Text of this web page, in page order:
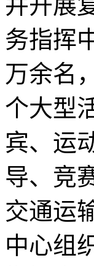
并开展
务指挥
万余名
个大型
宾、运
导、竞
交通运
中心组